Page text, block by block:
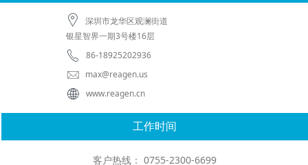
深圳市龙华区观澜街道
银星智界一期3号楼16层
86-18925202936
max@reagen.us
www.reagen.cn
工作时间
客户热线： 0755-2300-6699